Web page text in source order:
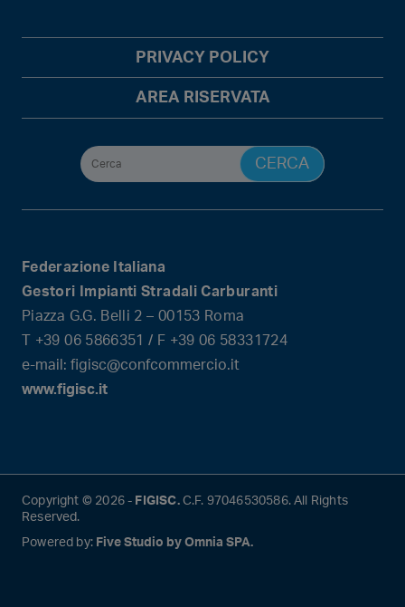
Federazione Italiana
Gestori Impianti Stradali Carburanti
Piazza G.G. Belli 2 – 00153 Roma
T +39 06 5866351 / F +39 06 58331724
e-mail: figisc@confcommercio.it
www.figisc.it
PRIVACY POLICY
AREA RISERVATA
Copyright © 2026 - FIGISC.C.F. 97046530586. All Rights
Reserved.
Powered by: Five Studio by Omnia SPA.